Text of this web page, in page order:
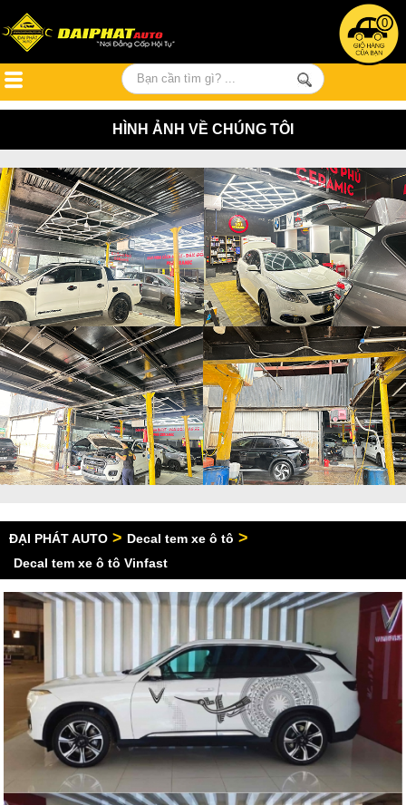
0
HÌNH ẢNH VỀ CHÚNG TÔI
ĐẠI PHÁT AUTO > Decal tem xe ô tô >
Decal tem xe ô tô Vinfast